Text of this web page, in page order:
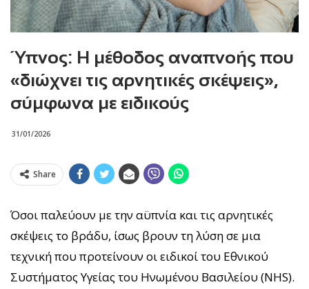
Ύπνος: Η μέθοδος αναπνοής που
«διώχνει τις αρνητικές σκέψεις»,
σύμφωνα με ειδικούς
31/01/2026
Share
Όσοι παλεύουν με την αϋπνία και τις αρνητικές
σκέψεις το βράδυ, ίσως βρουν τη λύση σε μια
τεχνική που προτείνουν οι ειδικοί του Εθνικού
Συστήματος Υγείας του Ηνωμένου Βασιλείου (NHS).